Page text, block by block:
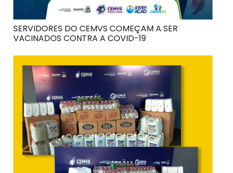
SERVIDORES DO CEMVS COMEÇAM A SER
VACINADOS CONTRA A COVID-19